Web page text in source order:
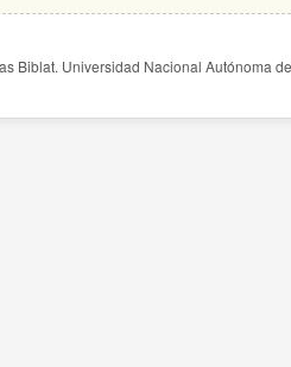
Biblat. Universidad Nacional Autónoma